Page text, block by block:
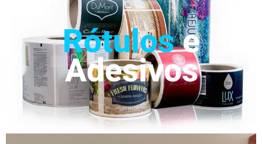
Rótulose
Adesivos